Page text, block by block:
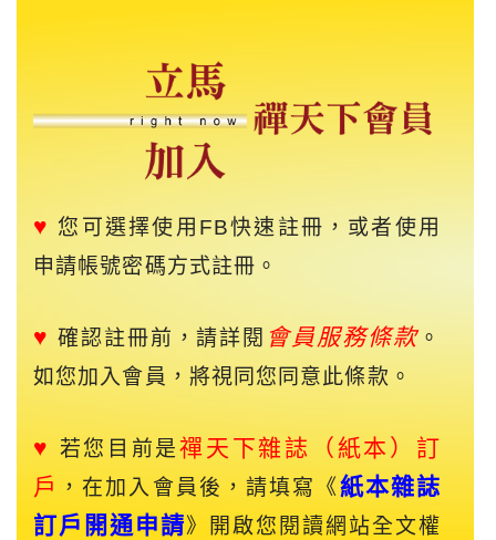
♥ 您可選擇使用FB快速註冊，或者使用
申請帳號密碼方式註冊。
♥ 確認註冊前，請詳閱 會員服務條款。
如您加入會員，將視同您同意此條款。
♥ 若您目前是禪天下雜誌（紙本）訂
戶 ，在加入會員後，請填寫《紙本雜誌
訂戶開通申請》開啟您閱讀網站全文權